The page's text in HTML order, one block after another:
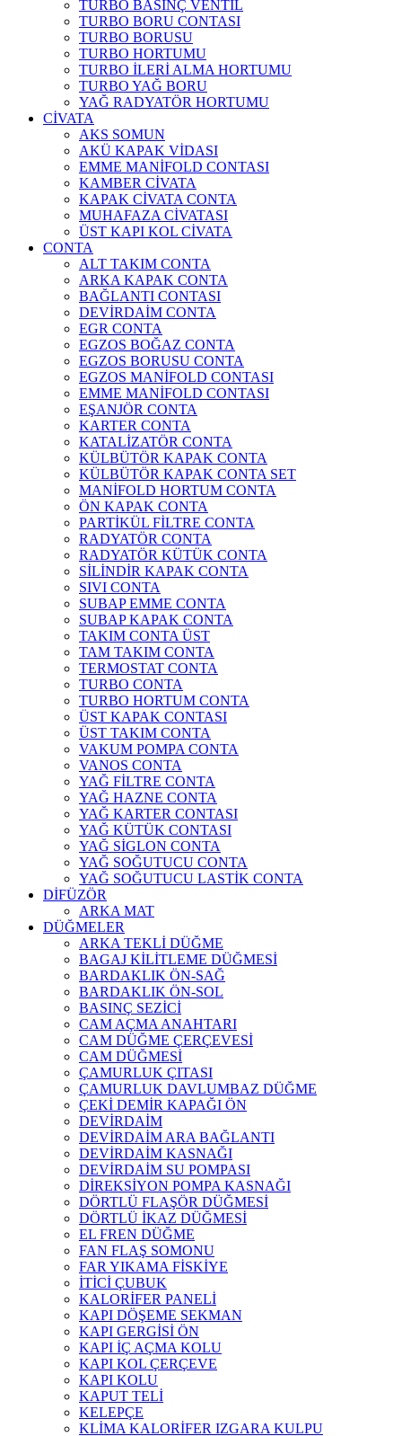
TURBO BASINÇ VENTİL
TURBO BORU CONTASI
TURBO BORUSU
TURBO HORTUMU
TURBO İLERİ ALMA HORTUMU
TURBO YAĞ BORU
YAĞ RADYATÖR HORTUMU
CİVATA
AKS SOMUN
AKÜ KAPAK VİDASI
EMME MANİFOLD CONTASI
KAMBER CİVATA
KAPAK CİVATA CONTA
MUHAFAZA CİVATASI
ÜST KAPI KOL CİVATA
CONTA
ALT TAKIM CONTA
ARKA KAPAK CONTA
BAĞLANTI CONTASI
DEVİRDAİM CONTA
EGR CONTA
EGZOS BOĞAZ CONTA
EGZOS BORUSU CONTA
EGZOS MANİFOLD CONTASI
EMME MANİFOLD CONTASI
EŞANJÖR CONTA
KARTER CONTA
KATALİZATÖR CONTA
KÜLBÜTÖR KAPAK CONTA
KÜLBÜTÖR KAPAK CONTA SET
MANİFOLD HORTUM CONTA
ÖN KAPAK CONTA
PARTİKÜL FİLTRE CONTA
RADYATÖR CONTA
RADYATÖR KÜTÜK CONTA
SİLİNDİR KAPAK CONTA
SIVI CONTA
SUBAP EMME CONTA
SUBAP KAPAK CONTA
TAKIM CONTA ÜST
TAM TAKIM CONTA
TERMOSTAT CONTA
TURBO CONTA
TURBO HORTUM CONTA
ÜST KAPAK CONTASI
ÜST TAKIM CONTA
VAKUM POMPA CONTA
VANOS CONTA
YAĞ FİLTRE CONTA
YAĞ HAZNE CONTA
YAĞ KARTER CONTASI
YAĞ KÜTÜK CONTASI
YAĞ SİGLON CONTA
YAĞ SOĞUTUCU CONTA
YAĞ SOĞUTUCU LASTİK CONTA
DİFÜZÖR
ARKA MAT
DÜĞMELER
ARKA TEKLİ DÜĞME
BAGAJ KİLİTLEME DÜĞMESİ
BARDAKLIK ÖN-SAĞ
BARDAKLIK ÖN-SOL
BASINÇ SEZİCİ
CAM AÇMA ANAHTARI
CAM DÜĞME ÇERÇEVESİ
CAM DÜĞMESİ
ÇAMURLUK ÇITASI
ÇAMURLUK DAVLUMBAZ DÜĞME
ÇEKİ DEMİR KAPAĞI ÖN
DEVİRDAİM
DEVİRDAİM ARA BAĞLANTI
DEVİRDAİM KASNAĞI
DEVİRDAİM SU POMPASI
DİREKSİYON POMPA KASNAĞI
DÖRTLÜ FLAŞÖR DÜĞMESİ
DÖRTLÜ İKAZ DÜĞMESİ
EL FREN DÜĞME
FAN FLAŞ SOMONU
FAR YIKAMA FİSKİYE
İTİCİ ÇUBUK
KALORİFER PANELİ
KAPI DÖŞEME SEKMAN
KAPI GERGİSİ ÖN
KAPI İÇ AÇMA KOLU
KAPI KOL ÇERÇEVE
KAPI KOLU
KAPUT TELİ
KELEPÇE
KLİMA KALORİFER IZGARA KULPU